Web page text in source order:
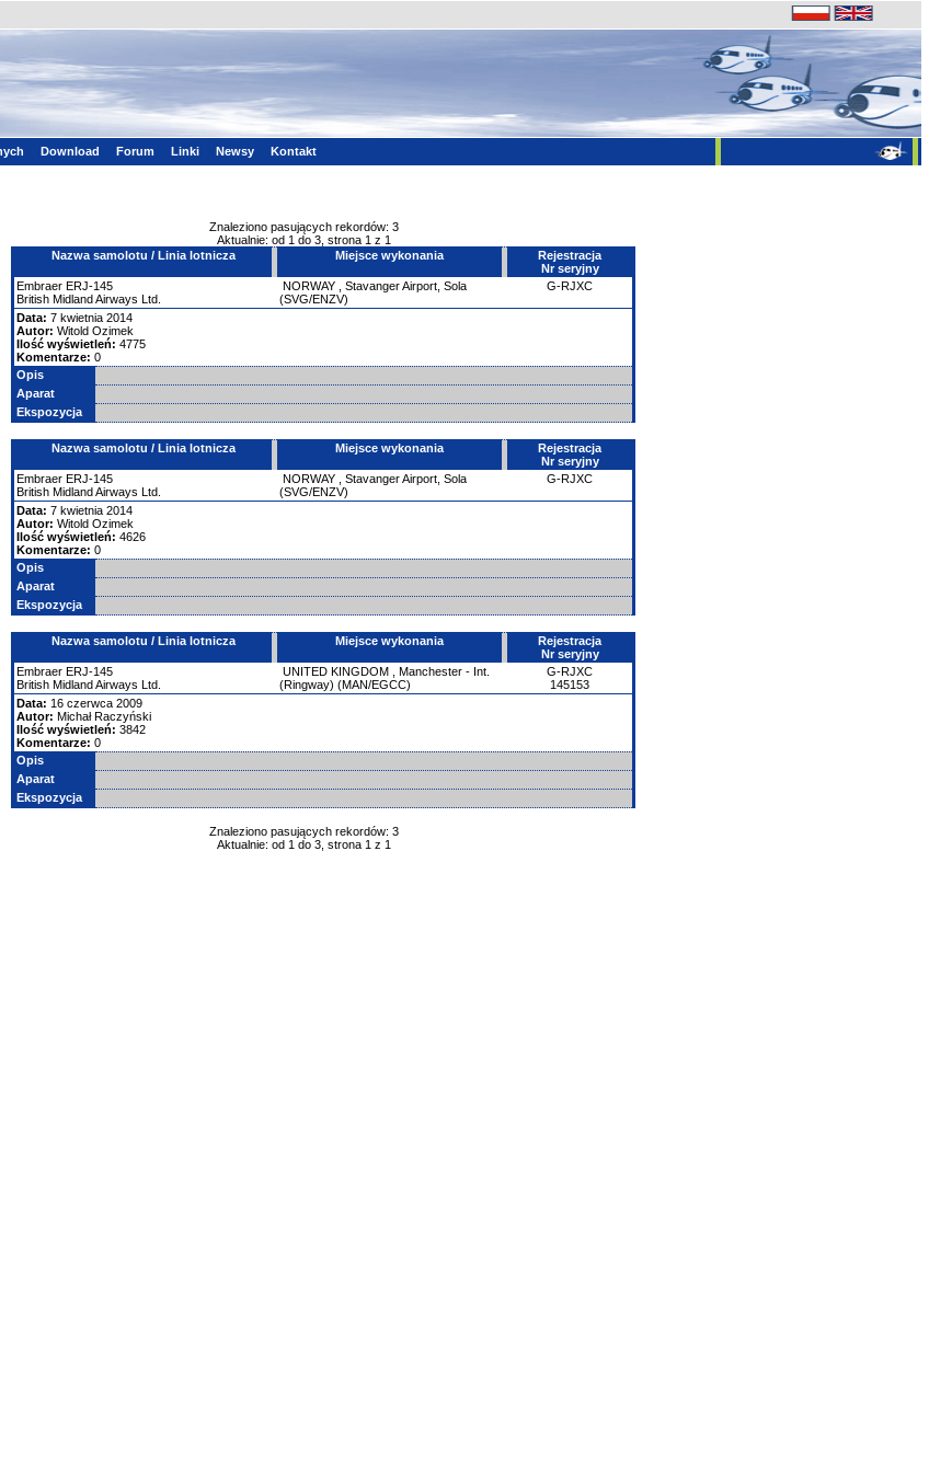
Download Forum Linki Newsy Kontakt
Znaleziono pasujących rekordów: 3
Aktualnie: od 1 do 3, strona 1 z 1
Nazwa samolotu / Linia lotnicza Miejsce wykonania
Rejestracja
Nr seryjny
Embraer ERJ-145
British Midland Airways Ltd.
NORWAY
Stavanger Airport, Sola
(SVG/ENZV)
G-RJXC
Data: 7 kwietnia 2014
Autor: Witold Ozimek
Ilość wyświetleń: 4775
Komentarze: 0
Opis
Aparat
Ekspozycja
Nazwa samolotu / Linia lotnicza Miejsce wykonania
Rejestracja
Nr seryjny
Embraer ERJ-145
British Midland Airways Ltd.
NORWAY
Stavanger Airport, Sola
(SVG/ENZV)
G-RJXC
Data: 7 kwietnia 2014
Autor: Witold Ozimek
Ilość wyświetleń: 4626
Komentarze: 0
Opis
Aparat
Ekspozycja
Nazwa samolotu / Linia lotnicza Miejsce wykonania
Rejestracja
Nr seryjny
Embraer ERJ-145
British Midland Airways Ltd.
UNITED KINGDOM
Manchester - Int.
(Ringway) (MAN/EGCC)
G-RJXC
145153
Data: 16 czerwca 2009
Autor: Michał Raczyński
Ilość wyświetleń: 3842
Komentarze: 0
Opis
Aparat
Ekspozycja
Znaleziono pasujących rekordów: 3
Aktualnie: od 1 do 3, strona 1 z 1